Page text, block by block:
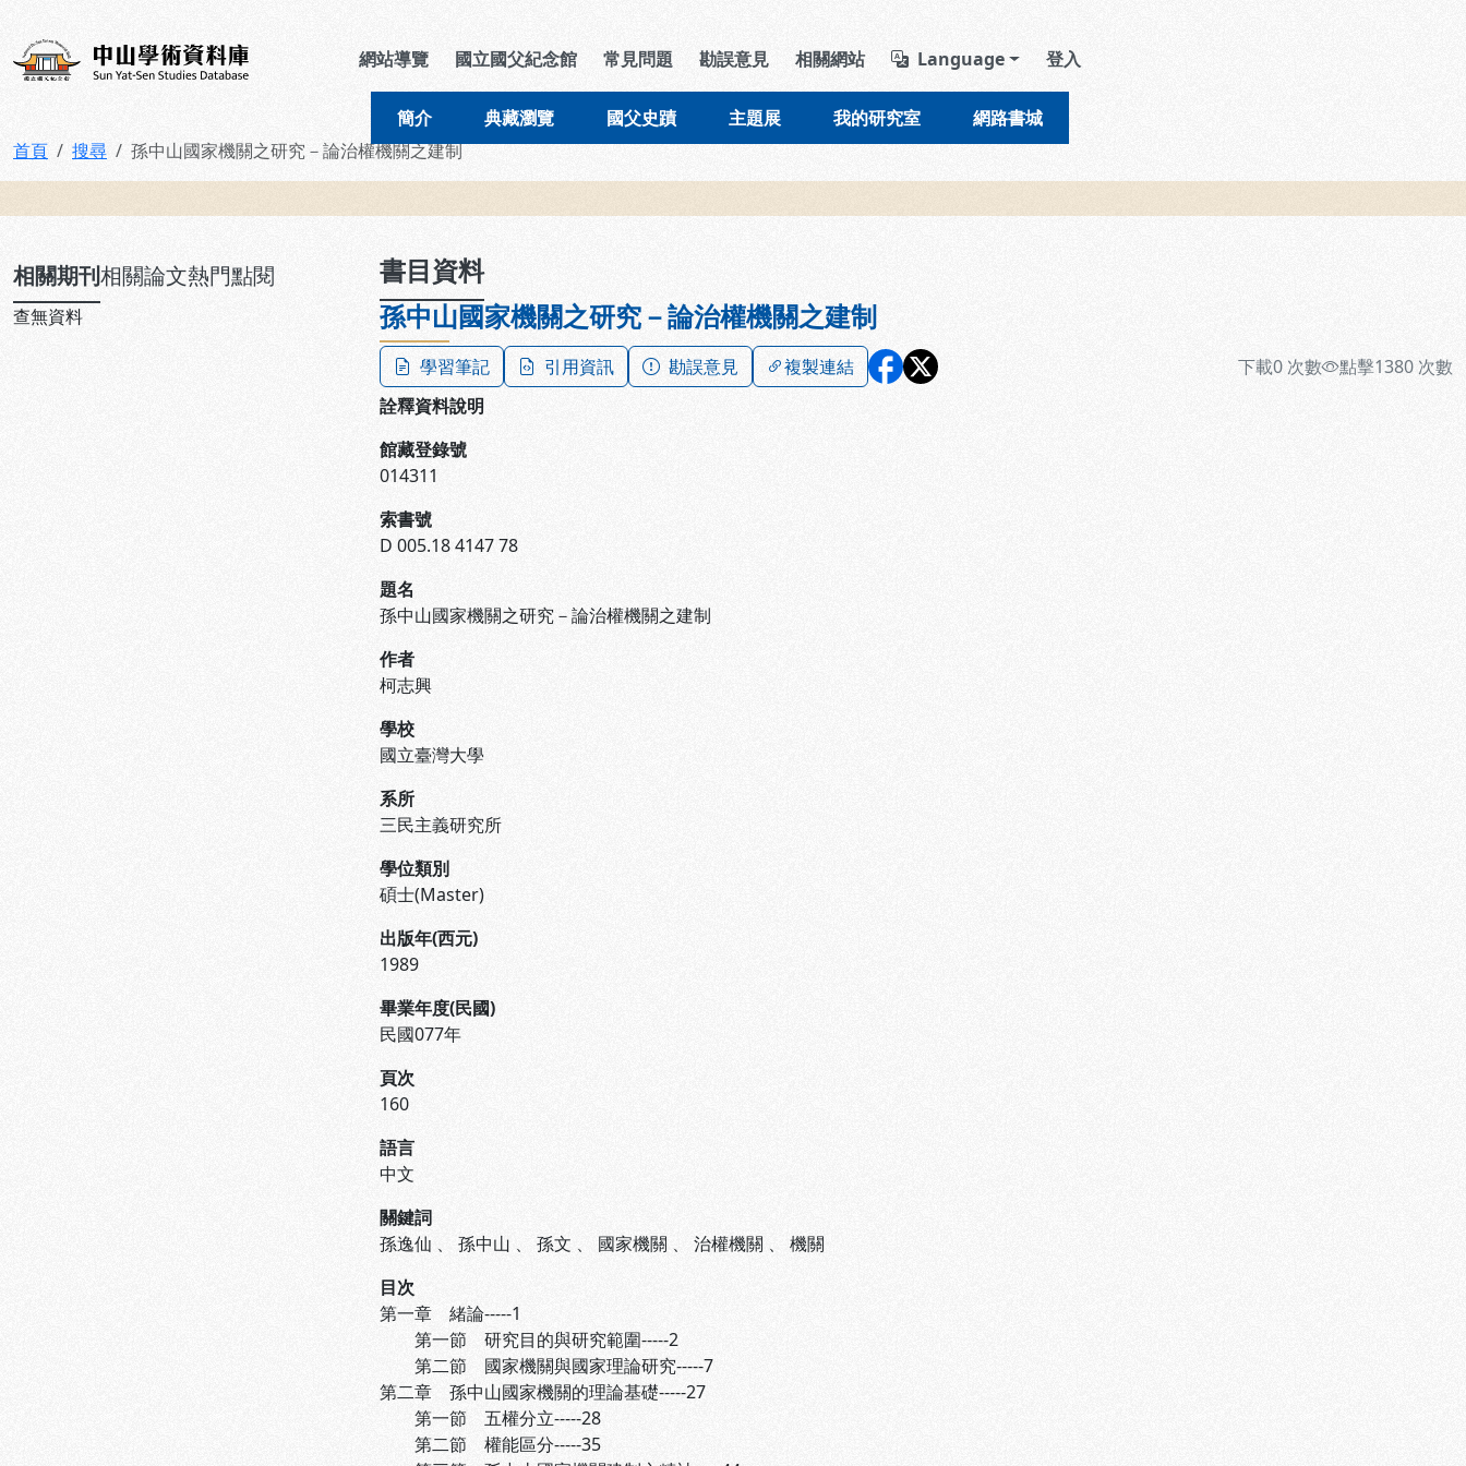
中山學術資料庫 導覽列區塊
網站導覽 國立國父紀念館 常見問題 勘誤意見 相關網站 Language 登入
簡介 典藏瀏覽 國父史蹟 主題展 我的研究室 網路書城
首頁 搜尋 孫中山國家機關之研究－論治權機關之建制
相關期刊相關論文熱門點閱
查無資料
書目資料
孫中山國家機關之研究－論治權機關之建制
學習筆記 引用資訊 勘誤意見 複製連結 下載0 次數 點擊1380 次數
詮釋資料說明
館藏登錄號
014311
索書號
D 005.18 4147 78
題名
孫中山國家機關之研究－論治權機關之建制
作者
柯志興
學校
國立臺灣大學
系所
三民主義研究所
學位類別
碩士(Master)
出版年(西元)
1989
畢業年度(民國)
民國077年
頁次
160
語言
中文
關鍵詞
孫逸仙 、 孫中山 、 孫文 、 國家機關 、 治權機關 、 機關
目次
第一章 緒論-----1
第一節 研究目的與研究範圍-----2
第二節 國家機關與國家理論研究-----7
第二章 孫中山國家機關的理論基礎-----27
第一節 五權分立-----28
第二節 權能區分-----35